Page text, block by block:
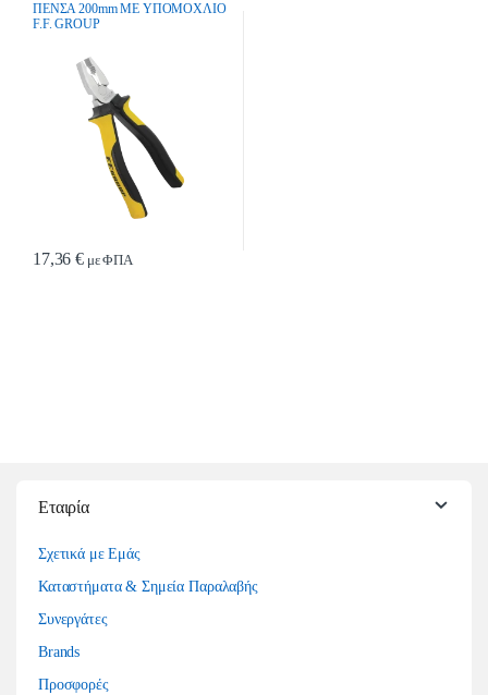
ΠΕΝΣΑ 200mm ΜΕ ΥΠΟΜΟΧΛΙΟ
F.F. GROUP
17,36€ με ΦΠΑ
Εταιρία
Σχετικά με Εμάς
Καταστήματα & Σημεία Παραλαβής
Συνεργάτες
Brands
Προσφορές